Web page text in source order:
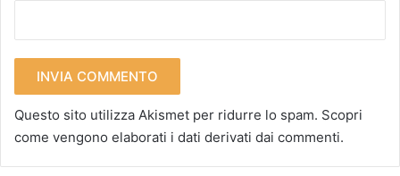
Questo sito utilizza Akismet per ridurre lo spam. Scopri
come vengono elaborati i dati derivati dai commenti.